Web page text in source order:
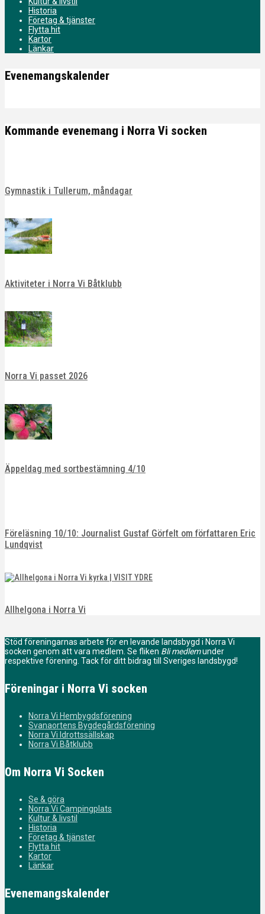
Historia
Företag & tjänster
Flytta hit
Kartor
Länkar
Evenemangskalender
Kommande evenemang i Norra Vi socken
Gymnastik i Tullerum, måndagar
Aktiviteter i Norra Vi Båtklubb
Norra Vi passet 2026
Äppeldag med sortbestämning 4/10
Föreläsning 10/10: Journalist Gustaf Görfelt om författaren Eric
Lundqvist
Allhelgona i Norra Vi
Stöd föreningarnas arbete för en levande landsbygd i Norra Vi
socken genom att vara medlem. Se fliken Bli medlemunder
respektive förening. Tack för ditt bidrag till Sveriges landsbygd!
Föreningar i Norra Vi socken
Norra Vi Hembygdsförening
Svanaortens Bygdegårdsförening
Norra Vi Idrottssällskap
Norra Vi Båtklubb
Om Norra Vi Socken
Se & göra
Norra Vi Campingplats
Kultur & livstil
Historia
Företag & tjänster
Flytta hit
Kartor
Länkar
Evenemangskalender